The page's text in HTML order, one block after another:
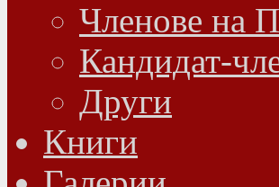
Членове на
Кандидат-
Други
Книги